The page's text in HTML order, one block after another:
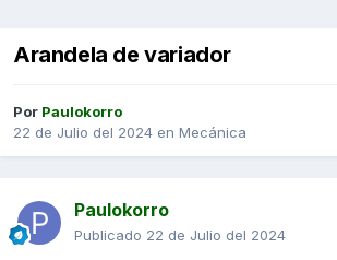
Arandela de variador
Por Paulokorro
22 de Julio del 2024 en Mecánica
Paulokorro
Publicado 22 de Julio del 2024